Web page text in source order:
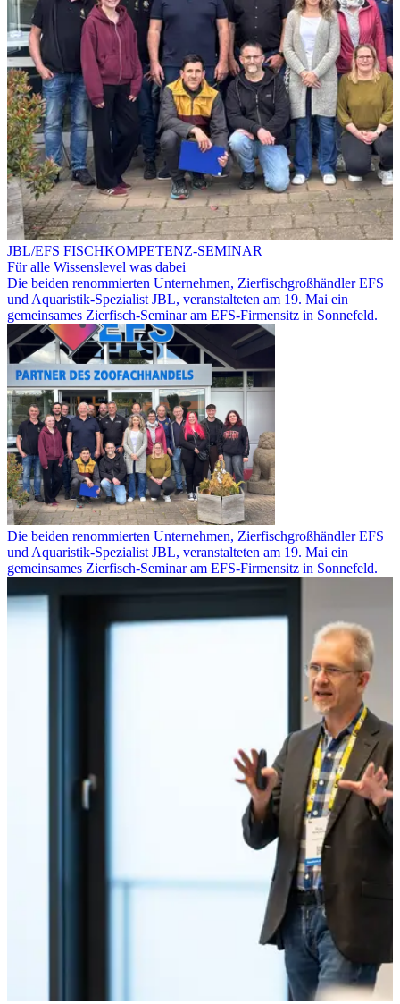
JBL/EFS FISCHKOMPETENZ-SEMINAR
Für alle Wissenslevel was dabei
Die beiden renommierten Unternehmen, Zierfischgroßhändler EFS
und Aquaristik-Spezialist JBL, veranstalteten am 19. Mai ein
gemeinsames Zierfisch-Seminar am EFS-Firmensitz in Sonnefeld.
Die beiden renommierten Unternehmen, Zierfischgroßhändler EFS
und Aquaristik-Spezialist JBL, veranstalteten am 19. Mai ein
gemeinsames Zierfisch-Seminar am EFS-Firmensitz in Sonnefeld.